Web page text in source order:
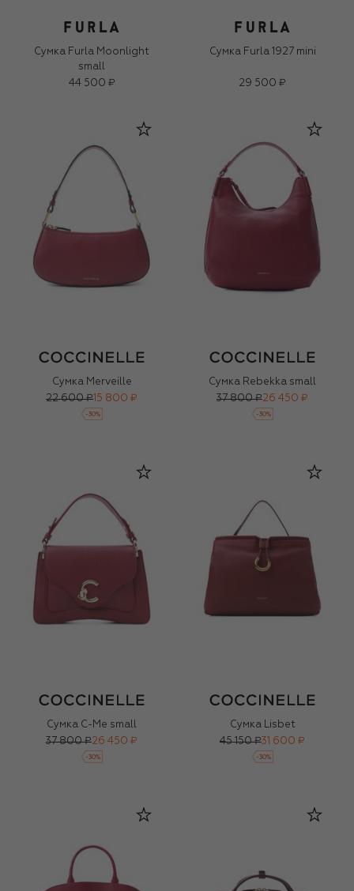
Сумка Furla Moonlight
small
44 500 ₽
Сумка Furla 1927 mini
29 500 ₽
Сумка Merveille
22 600 ₽ 15 800 ₽
-30%
Сумка Rebekka small
37 800 ₽26 450 ₽
-30%
Сумка C-Me small
37 800 ₽26 450 ₽
-30%
Сумка Lisbet
45 150 ₽31 600 ₽
-30%